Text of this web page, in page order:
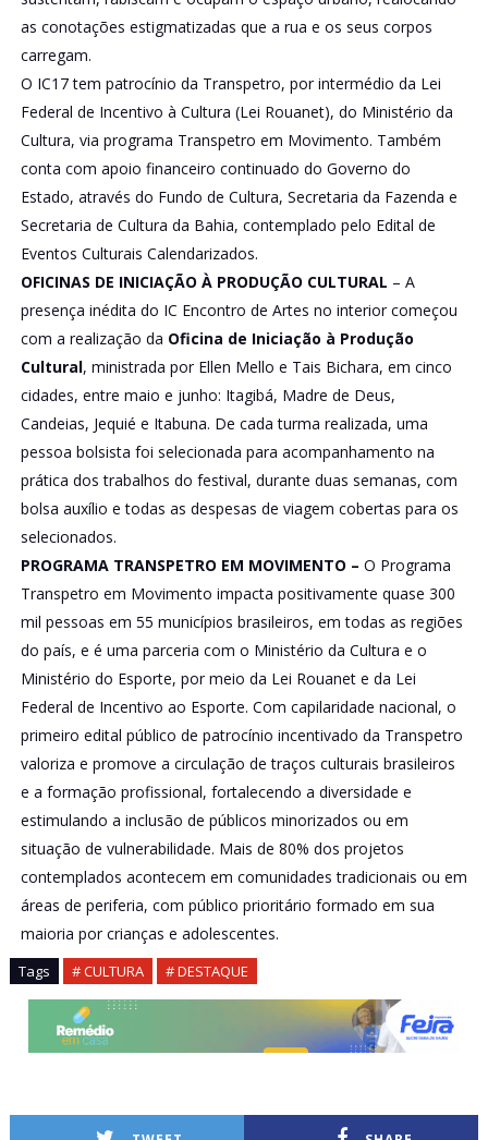
as conotações estigmatizadas que a rua e os seus corpos
carregam.
O IC17 tem patrocínio da Transpetro, por intermédio da Lei
Federal de Incentivo à Cultura (Lei Rouanet), do Ministério da
Cultura, via programa Transpetro em Movimento. Também
conta com apoio financeiro continuado do Governo do
Estado, através do Fundo de Cultura, Secretaria da Fazenda e
Secretaria de Cultura da Bahia, contemplado pelo Edital de
Eventos Culturais Calendarizados.
OFICINAS DE INICIAÇÃO À PRODUÇÃO CULTURAL – A
presença inédita do IC Encontro de Artes no interior começou
com a realização da Oficina de Iniciação à Produção
Cultural, ministrada por Ellen Mello e Tais Bichara, em cinco
cidades, entre maio e junho: Itagibá, Madre de Deus,
Candeias, Jequié e Itabuna. De cada turma realizada, uma
pessoa bolsista foi selecionada para acompanhamento na
prática dos trabalhos do festival, durante duas semanas, com
bolsa auxílio e todas as despesas de viagem cobertas para os
selecionados.
PROGRAMA TRANSPETRO EM MOVIMENTO – O Programa
Transpetro em Movimento impacta positivamente quase 300
mil pessoas em 55 municípios brasileiros, em todas as regiões
do país, e é uma parceria com o Ministério da Cultura e o
Ministério do Esporte, por meio da Lei Rouanet e da Lei
Federal de Incentivo ao Esporte. Com capilaridade nacional, o
primeiro edital público de patrocínio incentivado da Transpetro
valoriza e promove a circulação de traços culturais brasileiros
e a formação profissional, fortalecendo a diversidade e
estimulando a inclusão de públicos minorizados ou em
situação de vulnerabilidade. Mais de 80% dos projetos
contemplados acontecem em comunidades tradicionais ou em
áreas de periferia, com público prioritário formado em sua
maioria por crianças e adolescentes.
Tags # CULTURA # DESTAQUE